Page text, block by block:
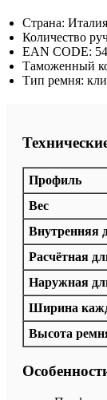
Страна: Италия
Количество
EAN CODE:
Таможенный
Тип ремня:
Профиль
Вес
Внутренняя
Расчётная
Наружная
Ширина
Высота